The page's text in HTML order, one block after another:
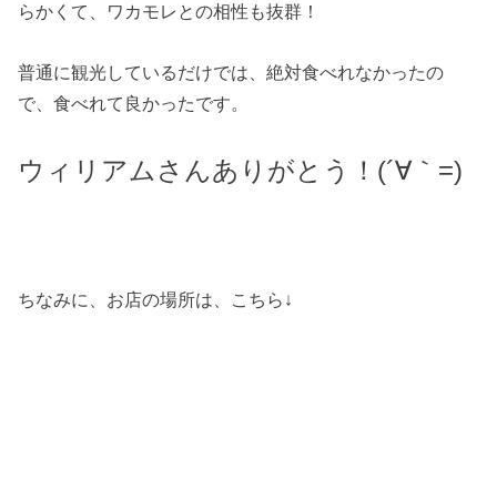
らかくて、ワカモレとの相性も抜群！
普通に観光しているだけでは、絶対食べれなかったの
で、食べれて良かったです。
ウィリアムさんありがとう！(´∀｀=)
ちなみに、お店の場所は、こちら↓